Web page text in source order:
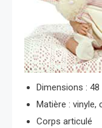
Dimensions : 48
Matière : vinyle,
Corps articulé